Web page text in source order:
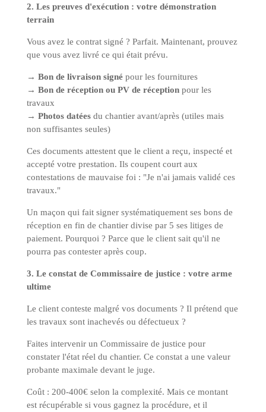
2. Les preuves d'exécution : votre démonstration
terrain
Vous avez le contrat signé ? Parfait. Maintenant, prouvez
que vous avez livré ce qui était prévu.
→ Bon de livraison signépour les fournitures
→ Bon de réception ou PV de réceptionpour les
travaux
→ Photos datéesdu chantier avant/après (utiles mais
non suffisantes seules)
Ces documents attestent que le client a reçu, inspecté et
accepté votre prestation. Ils coupent court aux
contestations de mauvaise foi : "Je n'ai jamais validé ces
travaux."
Un maçon qui fait signer systématiquement ses bons de
réception en fin de chantier divise par 5 ses litiges de
paiement. Pourquoi ? Parce que le client sait qu'il ne
pourra pas contester après coup.
3. Le constat de Commissaire de justice : votre arme
ultime
Le client conteste malgré vos documents ? Il prétend que
les travaux sont inachevés ou défectueux ?
Faites intervenir un Commissaire de justice pour
constater l'état réel du chantier. Ce constat a une valeur
probante maximale devant le juge.
Coût : 200-400€ selon la complexité. Mais ce montant
est récupérable si vous gagnez la procédure, et il